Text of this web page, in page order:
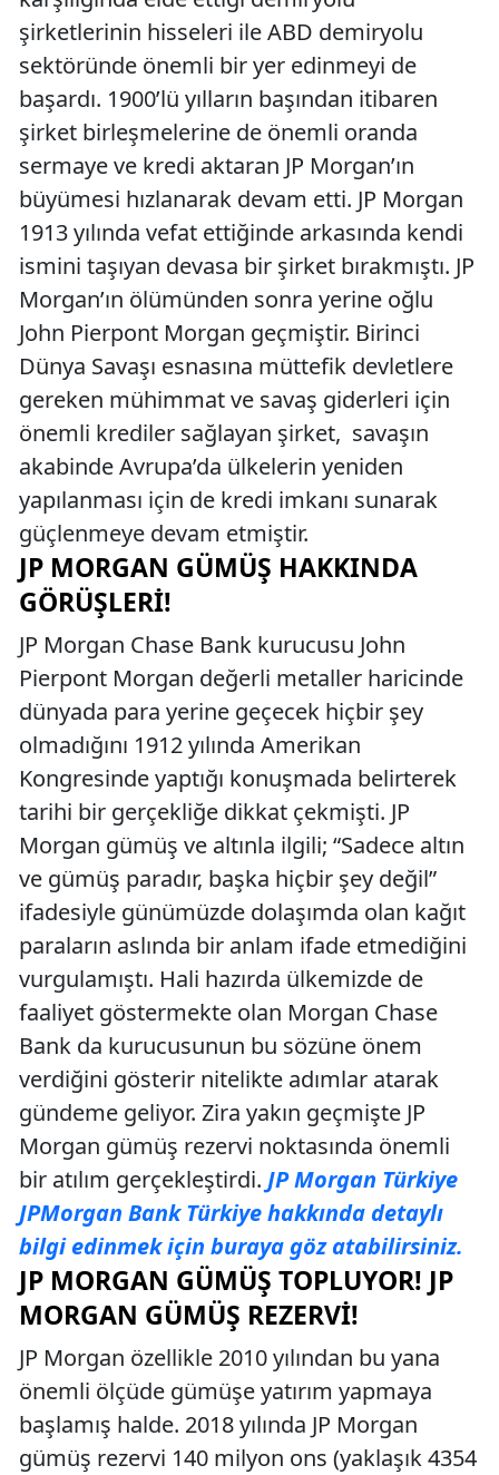
şirketlerinin hisseleri ile ABD demiryolu
sektöründe önemli bir yer edinmeyi de
başardı. 1900’lü yılların başından itibaren
şirket birleşmelerine de önemli oranda
sermaye ve kredi aktaran JP Morgan’ın
büyümesi hızlanarak devam etti. JP Morgan
1913 yılında vefat ettiğinde arkasında kendi
ismini taşıyan devasa bir şirket bırakmıştı. JP
Morgan’ın ölümünden sonra yerine oğlu
John Pierpont Morgan geçmiştir. Birinci
Dünya Savaşı esnasına müttefik devletlere
gereken mühimmat ve savaş giderleri için
önemli krediler sağlayan şirket, savaşın
akabinde Avrupa’da ülkelerin yeniden
yapılanması için de kredi imkanı sunarak
güçlenmeye devam etmiştir.
JP MORGAN GÜMÜŞ HAKKINDA
GÖRÜŞLERI!
JP Morgan Chase Bank kurucusu John
Pierpont Morgan değerli metaller haricinde
dünyada para yerine geçecek hiçbir şey
olmadığını 1912 yılında Amerikan
Kongresinde yaptığı konuşmada belirterek
tarihi bir gerçekliğe dikkat çekmişti. JP
Morgan gümüş ve altınla ilgili; “Sadece altın
ve gümüş paradır, başka hiçbir şey değil”
ifadesiyle günümüzde dolaşımda olan kağıt
paraların aslında bir anlam ifade etmediğini
vurgulamıştı. Hali hazırda ülkemizde de
faaliyet göstermekte olan Morgan Chase
Bank da kurucusunun bu sözüne önem
verdiğini gösterir nitelikte adımlar atarak
gündeme geliyor. Zira yakın geçmişte JP
Morgan gümüş rezervi noktasında önemli
bir atılım gerçekleştirdi. JP Morgan Türkiye
JPMorgan Bank Türkiye hakkında detaylı
bilgi edinmek için buraya göz atabilirsiniz.
JP MORGAN GÜMÜŞ TOPLUYOR! JP
MORGAN GÜMÜŞ REZERVI!
JP Morgan özellikle 2010 yılından bu yana
önemli ölçüde gümüşe yatırım yapmaya
başlamış halde. 2018 yılında JP Morgan
gümüş rezervi 140 milyon ons (yaklaşık 4354